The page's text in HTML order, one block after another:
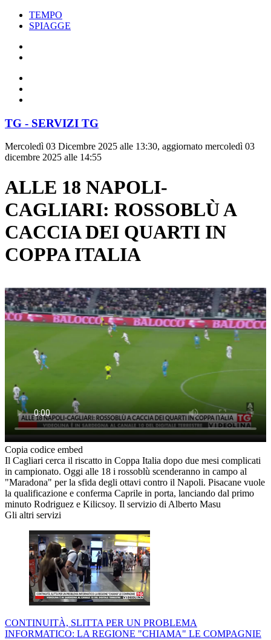
TEMPO
SPIAGGE
TG - SERVIZI TG
Mercoledì 03 Dicembre 2025 alle 13:30, aggiornato mercoledì 03
dicembre 2025 alle 14:55
ALLE 18 NAPOLI-
CAGLIARI: ROSSOBLÙ A
CACCIA DEI QUARTI IN
COPPA ITALIA
Copia codice embed
Il Cagliari cerca il riscatto in Coppa Italia dopo due mesi complicati
in campionato. Oggi alle 18 i rossoblù scenderanno in campo al
"Maradona" per la sfida degli ottavi contro il Napoli. Pisacane vuole
la qualificazione e conferma Caprile in porta, lanciando dal primo
minuto Rodriguez e Kilicsoy. Il servizio di Alberto Masu
Gli altri servizi
CONTINUITÀ, SLITTA PER UN PROBLEMA
INFORMATICO: LA REGIONE "CHIAMA" LE COMPAGNIE